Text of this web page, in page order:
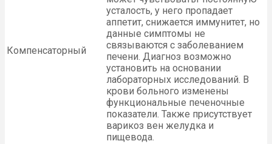
Компенсаторный
усталость, у него пропадает
аппетит, снижается иммунитет, но
данные симптомы не
связываются с заболеванием
печени. Диагноз возможно
установить на основании
лабораторных исследований. В
крови больного изменены
функциональные печеночные
показатели. Также присутствует
варикоз вен желудка и
пищевода.